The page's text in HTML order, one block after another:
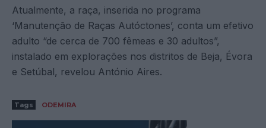
Atualmente, a raça, inserida no programa
‘Manutenção de Raças Autóctones’, conta um efetivo
adulto “de cerca de 700 fêmeas e 30 adultos”,
instalado em explorações nos distritos de Beja, Évora
e Setúbal, revelou António Aires.
Tags ODEMIRA